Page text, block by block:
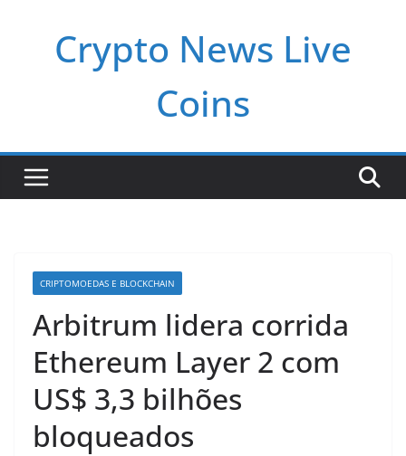
Crypto News Live
Coins
CRIPTOMOEDAS E BLOCKCHAIN
Arbitrum lidera corrida
Ethereum Layer 2 com
US$ 3,3 bilhões
bloqueados